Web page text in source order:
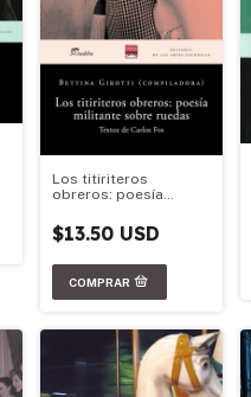
Los titiriteros
obreros: poesía
$13.50 USD